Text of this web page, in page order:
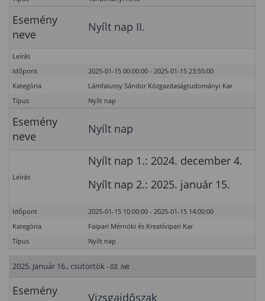
Esemény
neve
Nyílt nap II.
Leírás
Időpont
2025-01-15 00:00:00 - 2025-01-15 23:55:00
Kategória
Lámfalussy Sándor Közgazdaságtudományi Kar
Típus
Nyílt nap
Esemény
neve
Nyílt nap
Leírás
Nyílt nap 1.: 2024. december 4.
Nyílt nap 2.: 2025. január 15.
Időpont
2025-01-15 10:00:00 - 2025-01-15 14:00:00
Kategória
Faipari Mérnöki és Kreatívipari Kar
Típus
Nyílt nap
2025. Január 16., csütörtök - 03. hét
Esemény
Vizsgaidőszak